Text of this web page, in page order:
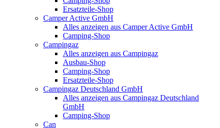
Ersatzteile-Shop
Camper Active GmbH
Alles anzeigen aus Camper Active GmbH
Camping-Shop
Campingaz
Alles anzeigen aus Campingaz
Ausbau-Shop
Camping-Shop
Ersatzteile-Shop
Campingaz Deutschland GmbH
Alles anzeigen aus Campingaz Deutschland
GmbH
Camping-Shop
Can